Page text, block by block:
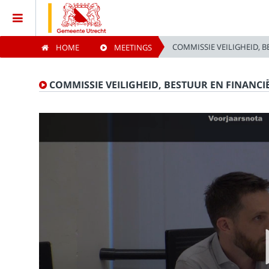
Home
Meetings
HOME MEETINGS COMMISSIE VEILIGHEID,
COMMISSIE VEILIGHEID, BESTUUR EN